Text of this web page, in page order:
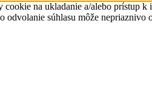
na ukladanie a/alebo prístup
odvolanie súhlasu môže